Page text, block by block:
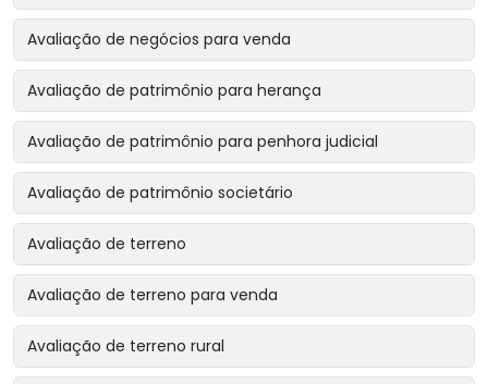
Avaliação de negócios para venda
Avaliação de patrimônio para herança
Avaliação de patrimônio para penhora judicial
Avaliação de patrimônio societário
Avaliação de terreno
Avaliação de terreno para venda
Avaliação de terreno rural